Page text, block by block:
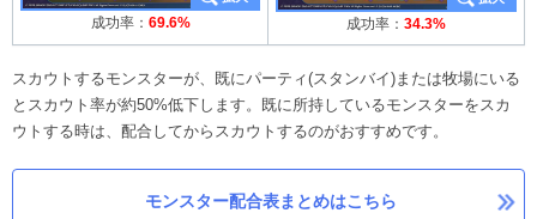
成功率： 69.6% 成功率： 34.3%
スカウトするモンスターが、既にパーティ(スタンバイ)または牧場にいる
とスカウト率が約50%低下します。既に所持しているモンスターをスカ
ウトする時は、配合してからスカウトするのがおすすめです。
モンスター配合表まとめはこちら